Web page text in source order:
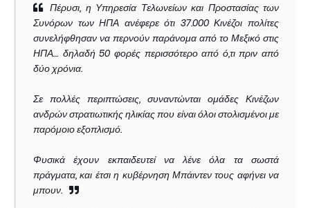
Πέρυσι, η Υπηρεσία Τελωνείων και Προστασίας των
Συνόρων των ΗΠΑ ανέφερε ότι 37.000 Κινέζοι πολίτες
συνελήφθησαν να περνούν παράνομα από το Μεξικό στις
ΗΠΑ… δηλαδή 50 φορές περισσότερο από ό,τι πριν από
δύο χρόνια.
Σε πολλές περιπτώσεις, συναντώνται ομάδες Κινέζων
ανδρών στρατιωτικής ηλικίας που είναι όλοι στολισμένοι με
παρόμοιο εξοπλισμό.
Φυσικά έχουν εκπαιδευτεί να λένε όλα τα σωστά
πράγματα, και έτσι η κυβέρνηση Μπάιντεν τους αφήνει να
μπουν.